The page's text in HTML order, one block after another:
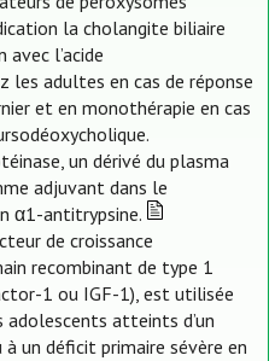
la cholangite biliaire
l’acide
les adultes en cas de réponse
et en monothérapie en cas
un dérivé du plasma
adjuvant dans le
α1-antitrypsine.
de croissance
recombinant de type 1
1 ou IGF-1), est utilisée
atteints d’un
un déficit primaire sévère en